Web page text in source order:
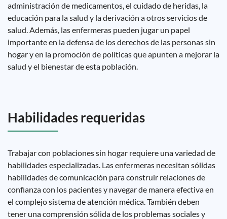
administración de medicamentos, el cuidado de heridas, la
educación para la salud y la derivación a otros servicios de
salud. Además, las enfermeras pueden jugar un papel
importante en la defensa de los derechos de las personas sin
hogar y en la promoción de políticas que apunten a mejorar la
salud y el bienestar de esta población.
Habilidades requeridas
Trabajar con poblaciones sin hogar requiere una variedad de
habilidades especializadas. Las enfermeras necesitan sólidas
habilidades de comunicación para construir relaciones de
confianza con los pacientes y navegar de manera efectiva en
el complejo sistema de atención médica. También deben
tener una comprensión sólida de los problemas sociales y